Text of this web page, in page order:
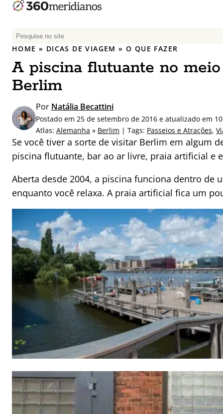
P
e
q
u
i
a
r
p
o
r
:
HOME » DICAS DE VIAGEM »O QUE FAZER
A piscina flutuante no
Berlim
Por Natália Becattini
Postado em 25 de setembro de 2016 e atualizado em
Atlas: Alemanha » Berlim | Tags: Passeios e Atrações,
Se você tiver a sorte de visitar Berlim em algum
piscina flutuante, bar ao ar livre, praia artificial e
Aberta desde 2004, a piscina funciona dentro de
enquanto você relaxa. A praia artificial fica um